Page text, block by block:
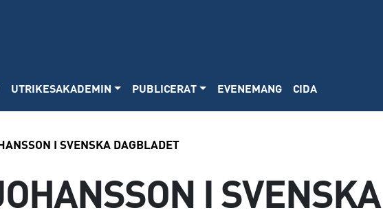
UTRIKESAKADEMIN PUBLICERAT EVENEMANG CIDA
I SVENSKA DAGBLADET
I SVENSKA